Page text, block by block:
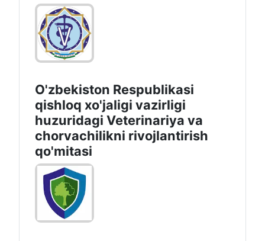
O'zbekiston Respublikasi
qishloq xo'jaligi vazirligi
huzuridagi Veterinariya va
chorvachilikni rivojlantirish
qo'mitasi